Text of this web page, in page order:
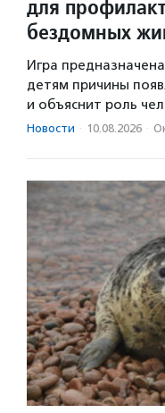
для
бездомных
Игра
детям причины
и объяснит роль
Новости · 10.08.2026 ·